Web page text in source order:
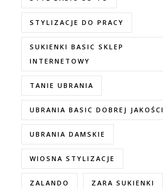
STYLIZACJE DO PRACY
SUKIENKI BASIC SKLEP
INTERNETOWY
TANIE UBRANIA
UBRANIA BASIC DOBREJ JAKOŚCI
UBRANIA DAMSKIE
WIOSNA STYLIZACJE
ZALANDO ZARA SUKIENKI